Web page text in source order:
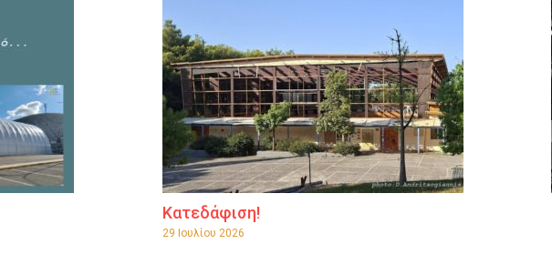
Κατεδάφιση!
29 Ιουλίου 2026